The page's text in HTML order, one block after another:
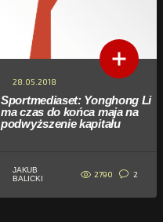
28.05.2018
Sportmediaset: Yonghong Li
ma czas do końca maja na
podwyższenie kapitału
JAKUB
BALICKI
2790 2